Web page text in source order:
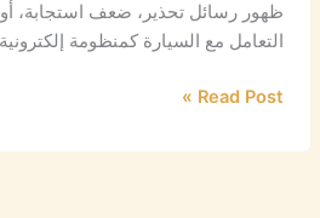
ظهور رسائل تحذير، ضعف استجابة،
التعامل مع السيارة كمنظومة
Read Post »